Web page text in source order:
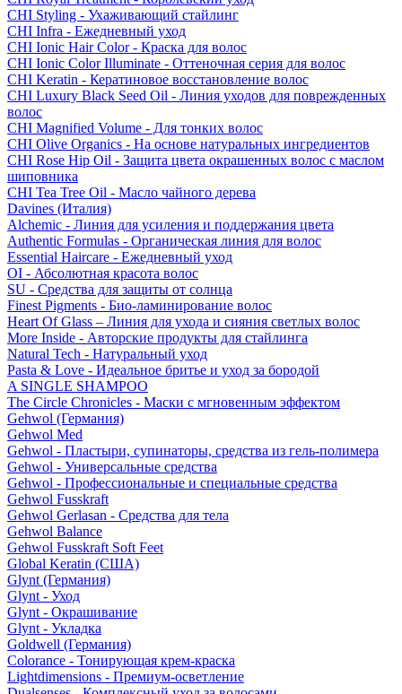
CHI Styling - Ухаживающий стайлинг
CHI Infra - Ежедневный уход
CHI Ionic Hair Color - Краска для волос
CHI Ionic Color Illuminate - Оттеночная серия для волос
CHI Keratin - Кератиновое восстановление волос
CHI Luxury Black Seed Oil - Линия уходов для поврежденных
волос
CHI Magnified Volume - Для тонких волос
CHI Olive Organics - На основе натуральных ингредиентов
CHI Rose Hip Oil - Защита цвета окрашенных волос с маслом
шиповника
CHI Tea Tree Oil - Масло чайного дерева
Davines (Италия)
Alchemic - Линия для усиления и поддержания цвета
Authentic Formulas - Органическая линия для волос
Essential Haircare - Eжедневный уход
OI - Абсолютная красота волос
SU - Средства для защиты от солнца
Finest Pigments - Био-ламинирование волос
Heart Of Glass – Линия для ухода и сияния светлых волос
More Inside - Авторские продукты для стайлинга
Natural Tech - Натуральный уход
Pasta & Love - Идеальное бритье и уход за бородой
A SINGLE SHAMPOO
The Circle Chronicles - Маски с мгновенным эффектом
Gehwol (Германия)
Gehwol Med
Gehwol - Пластыри, супинаторы, средства из гель-полимера
Gehwol - Универсальные средства
Gehwol - Профессиональные и специальные средства
Gehwol Fusskraft
Gehwol Gerlasan - Средства для тела
Gehwol Balance
Gehwol Fusskraft Soft Feet
Global Keratin (США)
Glynt (Германия)
Glynt - Уход
Glynt - Окрашивание
Glynt - Укладка
Goldwell (Германия)
Colorance - Тонирующая крем-краска
Lightdimensions - Премиум-осветление